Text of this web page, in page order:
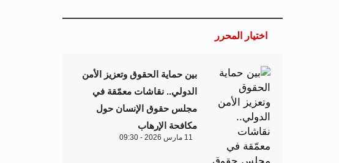
اختيار المحرر
بين حماية الحقوق وتعزيز الأمن
الدولي.. نقاشات معمّقة في
مجلس حقوق الإنسان حول
مكافحة الإرهاب
11 مارس 2026 - 09:30